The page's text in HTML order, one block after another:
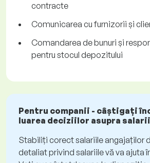
contracte
Comunicarea cu furnizorii și
Comandarea de bunuri și
pentru stocul depozitului
Pentru companii - câștigați
luarea deciziilor asupra
Stabiliți corect salariile angajaților
detaliat privind salariile vă va ajuta